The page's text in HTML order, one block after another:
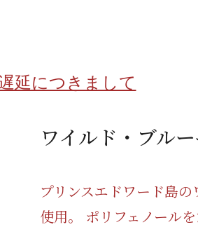
延につきまして
ワイルド・ブル
プリンスエドワード島
使用。 ポリフェノール